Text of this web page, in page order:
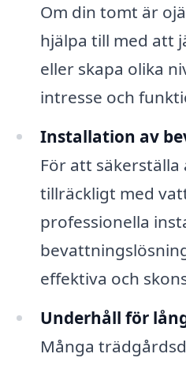
Om din tomt är
hjälpa till med att
eller skapa olika
intresse och
Installation av
För att
tillräckligt med
professionella
effektiva och
Underhåll för
Många